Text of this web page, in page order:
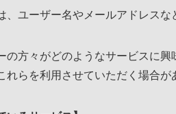
、ユーザー名やメールアドレスな
の方々がどのようなサービスに
らを利用させていただく場合が